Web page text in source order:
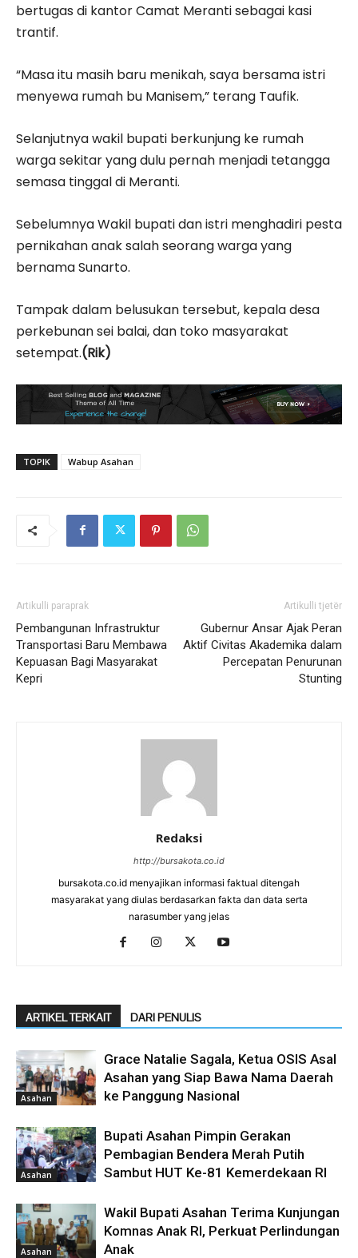
bertugas di kantor Camat Meranti sebagai kasi
trantif.
“Masa itu masih baru menikah, saya bersama istri
menyewa rumah bu Manisem,” terang Taufik.
Selanjutnya wakil bupati berkunjung ke rumah
warga sekitar yang dulu pernah menjadi tetangga
semasa tinggal di Meranti.
Sebelumnya Wakil bupati dan istri menghadiri pesta
pernikahan anak salah seorang warga yang
bernama Sunarto.
Tampak dalam belusukan tersebut, kepala desa
perkebunan sei balai, dan toko masyarakat
setempat.(Rik)
TOPIK Wabup Asahan
Artikulli paraprak
Pembangunan Infrastruktur
Transportasi Baru Membawa
Kepuasan Bagi Masyarakat
Kepri
Artikulli tjetër
Gubernur Ansar Ajak Peran
Aktif Civitas Akademika dalam
Percepatan Penurunan
Stunting
Redaksi
http://bursakota.co.id
bursakota.co.id menyajikan informasi faktual ditengah
masyarakat yang diulas berdasarkan fakta dan data serta
narasumber yang jelas
ARTIKEL TERKAIT DARI PENULIS
Asahan
Grace Natalie Sagala, Ketua OSIS Asal
Asahan yang Siap Bawa Nama Daerah
ke Panggung Nasional
Asahan
Bupati Asahan Pimpin Gerakan
Pembagian Bendera Merah Putih
Sambut HUT Ke-81 Kemerdekaan RI
Asahan
Wakil Bupati Asahan Terima Kunjungan
Komnas Anak RI, Perkuat Perlindungan
Anak